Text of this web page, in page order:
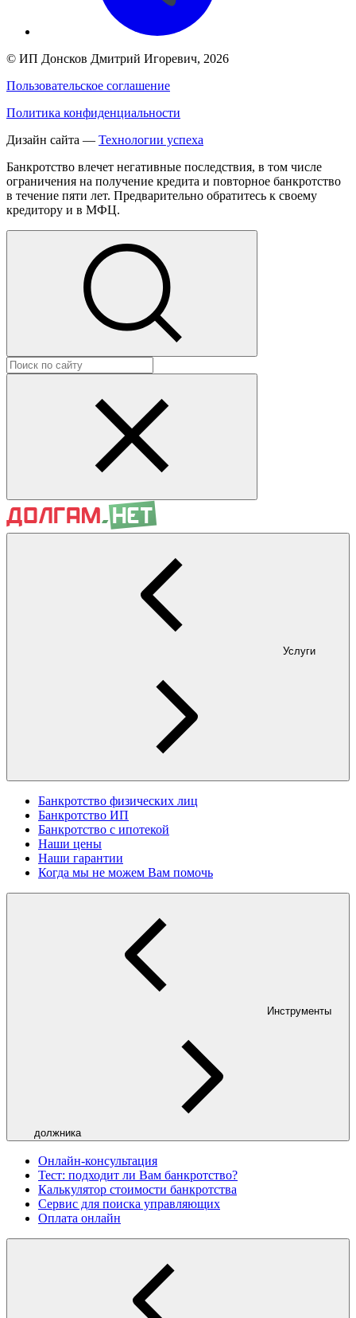
© ИП Донсков Дмитрий Игоревич, 2026
Пользовательское соглашение
Политика конфиденциальности
Дизайн сайта — Технологии успеха
Банкротство влечет негативные последствия, в том числе
ограничения на получение кредита и повторное банкротство
в течение пяти лет. Предварительно обратитесь к своему
кредитору и в МФЦ.
Услуги
Банкротство физических лиц
Банкротство ИП
Банкротство с ипотекой
Наши цены
Наши гарантии
Когда мы не можем Вам помочь
Инструменты
должника
Онлайн-консультация
Тест: подходит ли Вам банкротство?
Калькулятор стоимости банкротства
Сервис для поиска управляющих
Оплата онлайн